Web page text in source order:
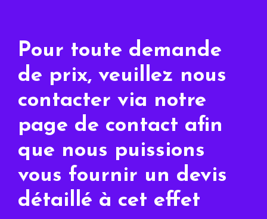
Pour toute demande
de prix, veuillez nous
contacter via notre
page de contact afin
que nous puissions
vous fournir un devis
détaillé à cet effet